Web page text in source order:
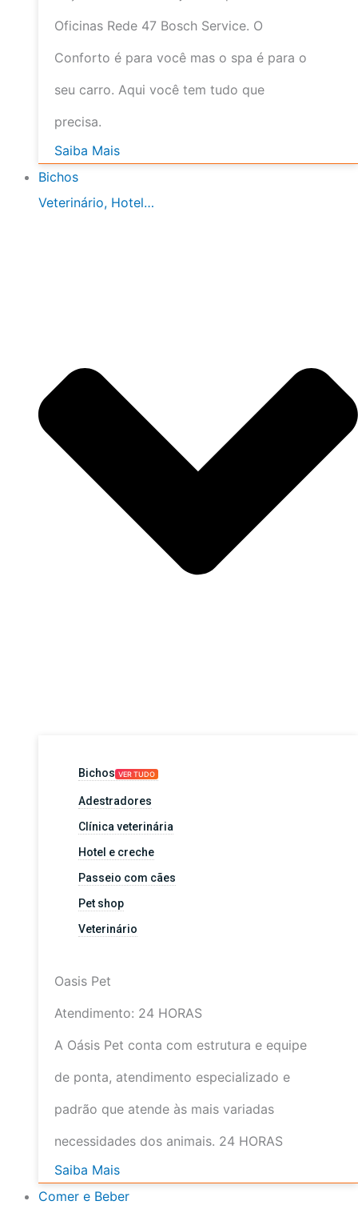
Oficinas Rede 47 Bosch Service. O
Conforto é para você mas o spa é para o
seu carro. Aqui você tem tudo que
precisa.
Saiba Mais
Bichos
Veterinário, Hotel…
Bichos VER TUDO
Adestradores
Clínica veterinária
Hotel e creche
Passeio com cães
Pet shop
Veterinário
Oasis Pet
Atendimento: 24 HORAS
A Oásis Pet conta com estrutura e equipe
de ponta, atendimento especializado e
padrão que atende às mais variadas
necessidades dos animais. 24 HORAS
Saiba Mais
Comer e Beber